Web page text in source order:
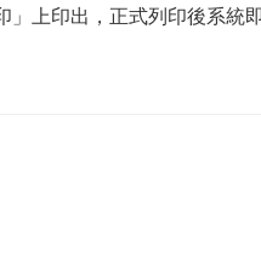
上印出，正式列印後系統